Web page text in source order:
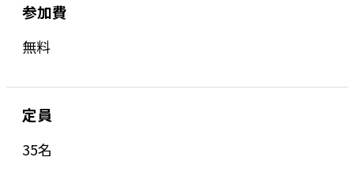
参加費
無料
定員
35名